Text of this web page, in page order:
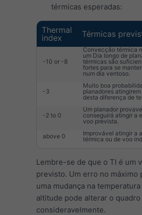
térmicas esperadas:
Thermal
index
Térmicas
-10 or -8
Convecção térmica
um Dia longo de
térmicas são
fortes para se
num dia ventoso.
-3
Muito boa
planadores
desta diferença de
-2 to 0
Um planador
conseguirá atingir a
voo prevista.
above 0
Improvável atingir a
térmica ou de voo
Lembre-se de que o TI é um
previsto. Um erro no máximo
uma mudança na
altitude pode alterar o quadro
consideravelmente.